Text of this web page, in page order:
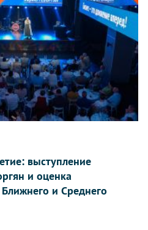
выступление
и оценка
и Среднего